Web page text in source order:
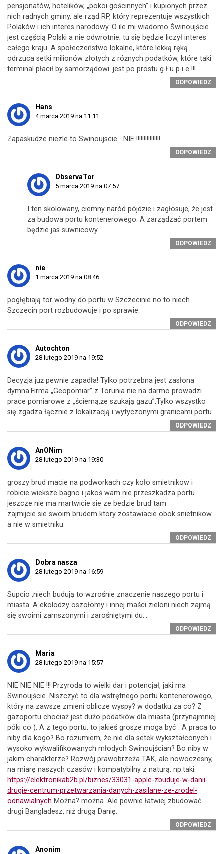
pensjonatów, hotelików, „pokoi gościnnych” i kupionych przez
nich radnych gminy, ale rząd RP, który reprezentuje wszystkich
Polaków i ich interes narodowy. O ile mi wiadomo Świnoujście
jest częścią Polski a nie odwrotnie; tu się będzie liczył interes
całego kraju. A społeczeństwo lokalne, które lekką ręką
odrzuca setki milionów złotych z różnych podatków, które taki
terminal płacił by samorządowi. jest po prostu g ł u p i e !!!
ODPOWIEDZ
Hans
4 marca 2019 na 11:11
Zapaskudze niezle to Swinoujscie….NIE !!!!!!!!!!!!!!!!
ODPOWIEDZ
ObservaTor
5 marca 2019 na 07:57
I ten skolowany, ciemny naród pójdzie i zagłosuje, że jest
za budowa portu kontenerowego. A zarządzać portem
będzie jas suwnicowy.
ODPOWIEDZ
nie
1 marca 2019 na 08:46
pogłębiają tor wodny do portu w Szczecinie no to niech
Szczecin port rozbudowuje i po sprawie.
ODPOWIEDZ
Autochton
28 lutego 2019 na 19:52
Decyzja już pewnie zapadła! Tylko potrzebna jest zasłona
dymna.Firma „Geopomiar” z Torunia nie na darmo prowadzi
prace pomiarowe z „ściemą,że szukają gazu”.Tylko wszystko
się zgadza łącznie z lokalizacją i wytyczonymi granicami portu.
ODPOWIEDZ
AnONim
28 lutego 2019 na 19:30
groszy brud macie na podworkach czy koło smietnikow i
robicie wieksze bagno i jakoś wam nie przeszkadza portu
jeszcze nie ma martwicie sie ze bedzie brud tam
zajmijcie sie swoim brudem ktory zostawiacie obok snietnikow
a nie w smietniku
ODPOWIEDZ
Dobra nasza
28 lutego 2019 na 16:59
Supcio ,niech budują to wzrośnie znaczenie naszego portu i
miasta. A ekolodzy oszołomy i innej maści zieloni niech zajmą
się swoimi zamszonymi i zarośniętymi du….
ODPOWIEDZ
Maria
28 lutego 2019 na 15:57
NIE NIE NIE !!! Przyroda to wielki dar i potencjał, jaki ma
Swinoujście. Niszczyć to dla wstrętnego portu kontenerowego,
który na zawsze zmieni oblicze wyspy? w dodatku za co? Z
gazoportu chociaż jest dużo podatków dla miasta (przynajmniej
póki co ). A z tego portu, to jakieś grosze moga być . A praca to
niby dla kogo? Bo rozumiem, że nie dla setek wykształconych i
wysoko wykwalifikowanych młodych Swinoujścian? Bo niby w
jakim charakterze? Rozwój prawobrzeża TAK, ale nowoczesny,
na miarę naszych czasów i kompatybilny z naturą. np.taki:
https://elektronikab2b.pl/biznes/33031-apple-zbuduje-w-danii-
drugie-centrum-przetwarzania-danych-zasilane-ze-zrodel-
odnawialnych Można? można. Ale pewnie łatwiej zbudować
drugi Bangladesz, niż drugą Danię.
ODPOWIEDZ
Anonim